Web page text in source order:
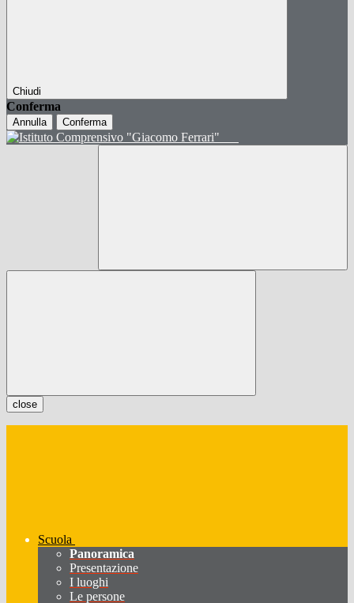
Chiudi
Conferma
Annulla Conferma
close
Scuola
Panoramica
Presentazione
I luoghi
Le persone